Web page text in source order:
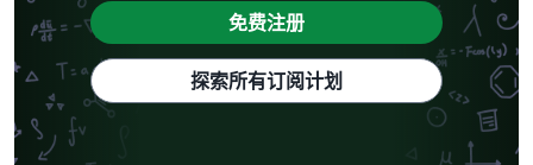
免费注册
探索所有订阅计划